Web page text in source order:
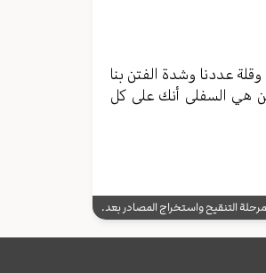
وقلة عددنا وشدة الفتن بنا
هي السفلى أنك على كل
التنقيح واستخراج المصادر بعد.